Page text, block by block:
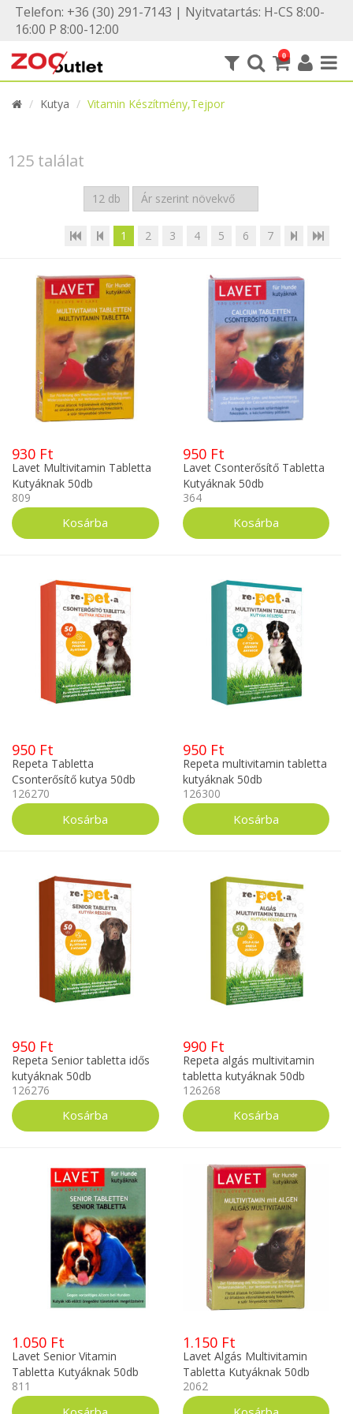
Telefon: +36 (30) 291-7143 | Nyitvatartás: H-CS 8:00-
16:00 P 8:00-12:00
0
Kutya Vitamin Készítmény,Tejpor
125 találat
1 2 3 4 5 6 7
930 Ft
Lavet Multivitamin Tabletta
Kutyáknak 50db
809
950 Ft
Lavet Csonterősítő Tabletta
Kutyáknak 50db
364
950 Ft
Repeta Tabletta
Csonterősítő kutya 50db
126270
950 Ft
Repeta multivitamin tabletta
kutyáknak 50db
126300
950 Ft
Repeta Senior tabletta idős
kutyáknak 50db
126276
990 Ft
Repeta algás multivitamin
tabletta kutyáknak 50db
126268
1.050 Ft
Lavet Senior Vitamin
Tabletta Kutyáknak 50db
811
1.150 Ft
Lavet Algás Multivitamin
Tabletta Kutyáknak 50db
2062